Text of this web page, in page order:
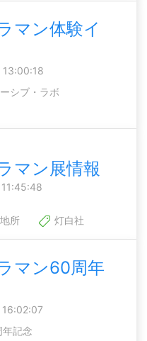
マン体験イ
シブ・ラボ
マン展情報
所 灯白社
マン60周年
記念